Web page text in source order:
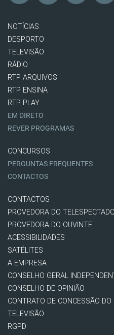
NOTÍCIAS
DESPORTO
TELEVISÃO
RÁDIO
RTP ARQUIVOS
RTP ENSINA
RTP PLAY
EM DIRETO
REVER PROGRAMAS
CONCURSOS
PERGUNTAS FREQUENTES
CONTACTOS
CONTACTOS
PROVEDORA DO
PROVEDORA DO OUVINTE
ACESSIBILIDADES
SATÉLITES
A EMPRESA
CONSELHO GERAL
CONSELHO DE OPINIÃO
CONTRATO DE CONCESSÃO
TELEVISÃO
RGPD